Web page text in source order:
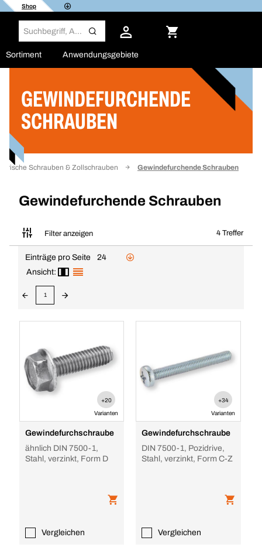
Shop
Sortiment Anwendungsgebiete
GEWINDEFURCHENDE
SCHRAUBEN
Schrauben & Zollschrauben Gewindefurchende Schrauben
Gewindefurchende Schrauben
Filter anzeigen 4 Treffer
Filter
Einträge pro Seite
24
Ansicht:
1
+20
Varianten
Gewindefurchschraube
ähnlich DIN 7500-1,
Stahl, verzinkt, Form D
Vergleichen
+34
Varianten
Gewindefurchschraube
DIN 7500-1, Pozidrive,
Stahl, verzinkt, Form C-Z
Vergleichen